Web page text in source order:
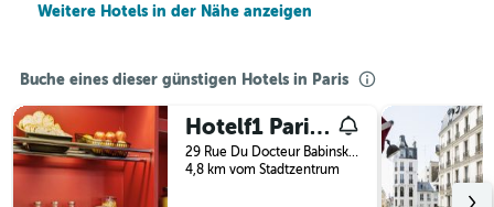
Weitere Hotels in der Nähe anzeigen
Buche eines dieser günstigen Hotels in Paris
Hotelf1 Paris Saint Ouen Marché Aux Puces
29 Rue Du Docteur Babinski, Paris, Frankreich
4,8 km vom Stadtzentrum